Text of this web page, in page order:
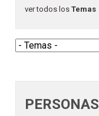
ver todos los Temas
PERSONAS